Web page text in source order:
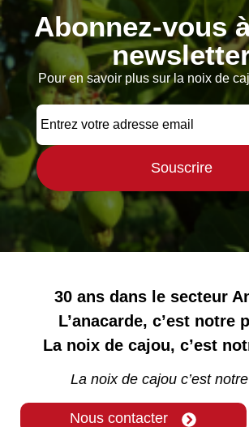
Abonnez-vous
Pour en savoir plus sur la noix de
Souscrire
30 ans dans le secteur
L’anacarde, c’est notre
La noix de cajou, c’est
La noix de cajou c’est
Nous contacter